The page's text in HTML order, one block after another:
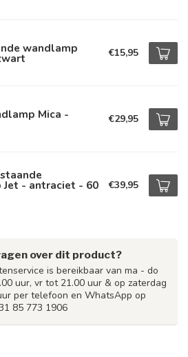
wandlamp €15,95
Mica - €29,95
- antraciet - 60 €39,95
over dit product?
is bereikbaar van ma - do
uur, vr tot 21.00 uur & op zaterdag
per telefoon en WhatsApp op
85 773 1906